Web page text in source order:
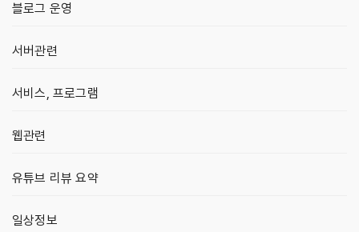
블로그 운영
서버관련
서비스, 프로그램
웹관련
유튜브 리뷰 요약
일상정보